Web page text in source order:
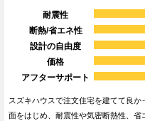
耐震性
断熱/省エネ性
設計の自由度
価格
アフターサポート
スズキハウスで注文住宅を建てて良
面をはじめ、耐震性や気密断熱性、